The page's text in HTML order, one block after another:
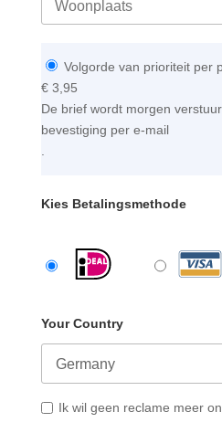
Volgorde van prioriteit per
€ 3,95
De brief wordt morgen
bevestiging per e-mail
.
Kies Betalingsmethode
Your Country
Ik wil geen reclame meer